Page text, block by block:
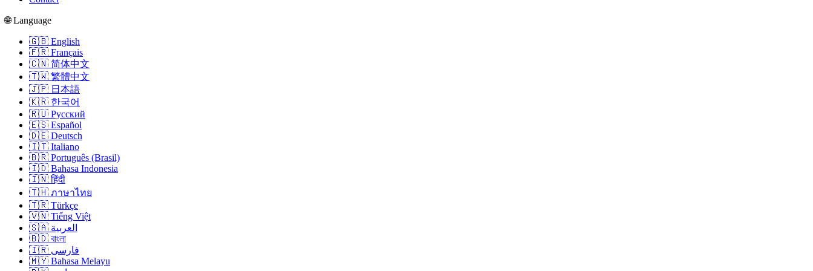
🌐 Language
🇬🇧 English
🇫🇷 Français
🇨🇳 简体中文
🇹🇼 繁體中文
🇯🇵 日本語
🇰🇷 한국어
🇷🇺 Русский
🇪🇸 Español
🇩🇪 Deutsch
🇮🇹 Italiano
🇧🇷 Português (Brasil)
🇮🇩 Bahasa Indonesia
🇮🇳 हिंदी
🇹🇭 ภาษาไทย
🇹🇷 Türkçe
🇻🇳 Tiếng Việt
🇸🇦 العربية
🇧🇩 বাংলা
🇮🇷 فارسی
🇲🇾 Bahasa Melayu